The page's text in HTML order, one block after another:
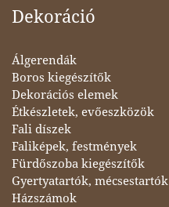
Dekoráció
Álgerendák
Boros kiegészítők
Dekorációs elemek
Étkészletek, evőeszközök
Fali díszek
Faliképek, festmények
Fürdőszoba kiegészítők
Gyertyatartók, mécsestartók
Házszámok